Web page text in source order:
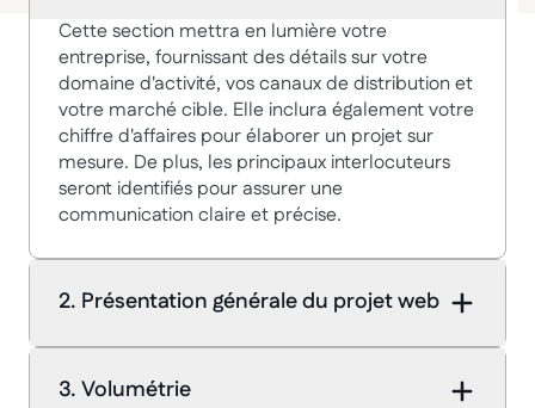
Cette section mettra en lumière votre
entreprise, fournissant des détails sur votre
domaine d'activité, vos canaux de distribution et
votre marché cible. Elle inclura également votre
chiffre d'affaires pour élaborer un projet sur
mesure. De plus, les principaux interlocuteurs
seront identifiés pour assurer une
communication claire et précise.
2. Présentation générale du projet web
3. Volumétrie